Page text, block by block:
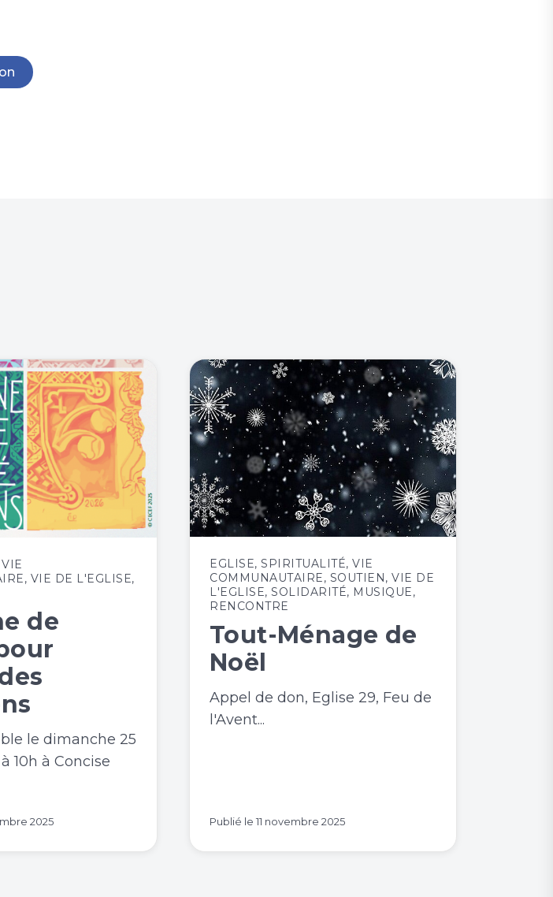
VIE
, VIE DE L'EGLISE,
de
le dimanche 25
10h à Concise
2025
EGLISE, SPIRITUALITÉ, VIE
COMMUNAUTAIRE, SOUTIEN, VIE DE
L'EGLISE, SOLIDARITÉ, MUSIQUE,
RENCONTRE
Tout-Ménage de
Noël
Appel de don, Eglise 29, Feu de
l'Avent...
Publié le 11 novembre 2025